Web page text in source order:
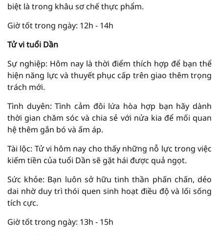
biệt là trong khâu sơ chế thực phẩm.
Giờ tốt trong ngày: 12h - 14h
Tử vi tuổi Dần
Sự nghiệp: Hôm nay là thời điểm thích hợp để bạn thể
hiện năng lực và thuyết phục cấp trên giao thêm trọng
trách mới.
Tình duyên: Tình cảm đôi lứa hòa hợp bạn hãy dành
thời gian chăm sóc và chia sẻ với nửa kia để mối quan
hệ thêm gắn bó và ấm áp.
Tài lộc: Tử vi hôm nay cho thấy những nỗ lực trong việc
kiếm tiền của tuổi Dần sẽ gặt hái được quả ngọt.
Sức khỏe: Bạn luôn sở hữu tinh thần phấn chấn, dẻo
dai nhờ duy trì thói quen sinh hoạt điều độ và lối sống
tích cực.
Giờ tốt trong ngày: 13h - 15h